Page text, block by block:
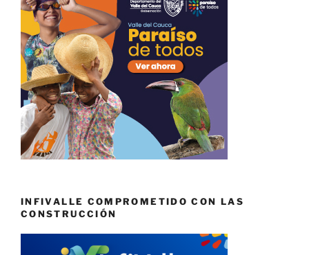
INFIVALLE COMPROMETIDO CON LAS
CONSTRUCCIÓN